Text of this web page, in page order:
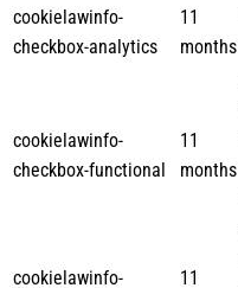
cookielawinfo-
checkbox-analytics
11
months
cookielawinfo-
checkbox-functional
11
months
cookielawinfo-
11